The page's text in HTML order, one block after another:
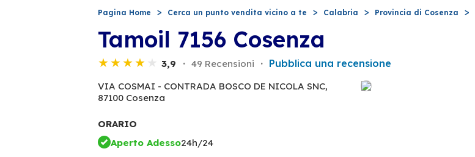
Pagina Home Cerca un punto vendita vicino a te Calabria Provincia di Cosenza
Tamoil 7156 Cosenza
3,9 49 Recensioni Pubblica una recensione
VIA COSMAI - CONTRADA BOSCO DE NICOLA SNC,
87100 Cosenza
ORARIO
Aperto Adesso24h/24